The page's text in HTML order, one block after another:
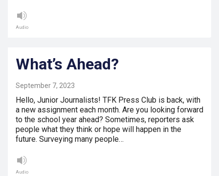
Audio
What’s Ahead?
September 7, 2023
Hello, Junior Journalists! TFK Press Club is back, with
a new assignment each month. Are you looking forward
to the school year ahead? Sometimes, reporters ask
people what they think or hope will happen in the
future. Surveying many people…
Audio